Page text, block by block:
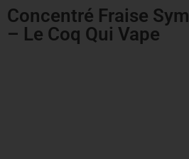
Concentré Fraise
– Le Coq Qui Vape